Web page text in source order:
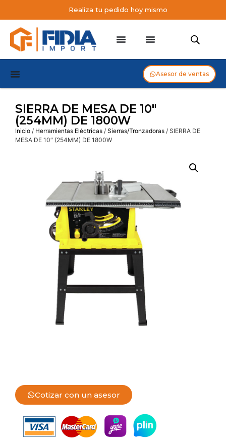
Realiza tu pedido hoy mismo
Asesor de ventas
SIERRA DE MESA DE 10″
(254MM) DE 1800W
Inicio / Herramientas Eléctricas / Sierras/Tronzadoras / SIERRA DE
MESA DE 10″ (254MM) DE 1800W
Cotizar con un asesor